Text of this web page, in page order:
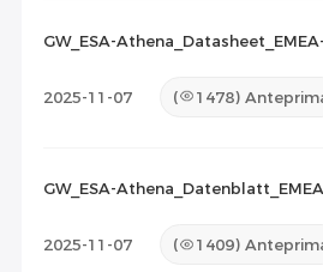
GW_ESA-
2025-11-07 ( 1478)
GW_ESA-
2025-11-07 ( 1409)